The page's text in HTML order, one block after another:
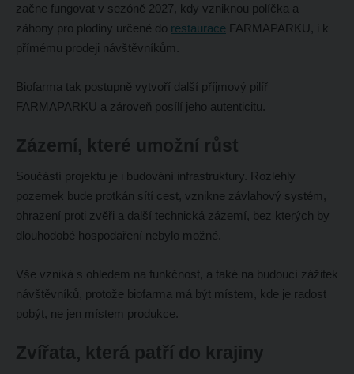
začne fungovat v sezóně 2027, kdy vzniknou políčka a
záhony pro plodiny určené do restauraceFARMAPARKU, i k
přímému prodeji návštěvníkům.
Biofarma tak postupně vytvoří další příjmový pilíř
FARMAPARKU a zároveň posílí jeho autenticitu.
Zázemí, které umožní růst
Součástí projektu je i budování infrastruktury. Rozlehlý
pozemek bude protkán sítí cest, vznikne závlahový systém,
ohrazení proti zvěři a další technická zázemí, bez kterých by
dlouhodobé hospodaření nebylo možné.
Vše vzniká s ohledem na funkčnost, a také na budoucí zážitek
návštěvníků, protože biofarma má být místem, kde je radost
pobýt, ne jen místem produkce.
Zvířata, která patří do krajiny